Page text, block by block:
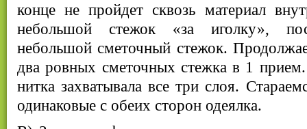
конце не пройдет сквозь материал
небольшой стежок «за иголку»,
небольшой сметочный стежок.
два ровных сметочных стежка в 1
нитка захватывала все три слоя.
одинаковые с обеих сторон одеялка.